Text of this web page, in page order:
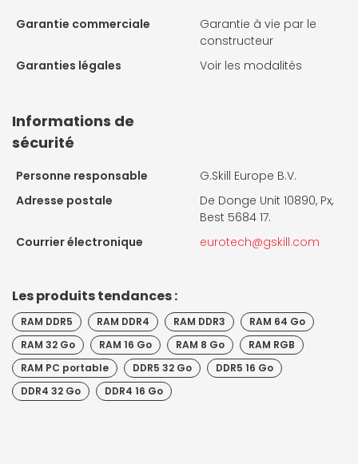
Garantie commerciale
Garantie à vie par le
constructeur
Garanties légales
Voir les modalités
Informations de
sécurité
Personne responsable
G.Skill Europe B.V.
Adresse postale
De Donge Unit 10890, Px,
Best 5684 17.
Courrier électronique
eurotech@gskill.com
Les produits tendances :
RAM DDR5 RAM DDR4 RAM DDR3
RAM 64 Go
RAM 32 Go
RAM 16 Go RAM 8 Go
RAM RGB
RAM PC portable
DDR5 32 Go
DDR5 16 Go
DDR4 32 Go
DDR4 16 Go